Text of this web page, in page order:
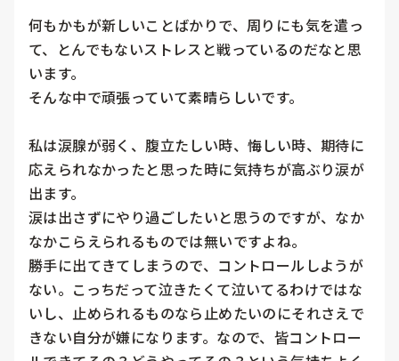
何もかもが新しいことばかりで、周りにも気を遣っ
て、とんでもないストレスと戦っているのだなと思
います。
そんな中で頑張っていて素晴らしいです。
私は涙腺が弱く、腹立たしい時、悔しい時、期待に
応えられなかったと思った時に気持ちが高ぶり涙が
出ます。
涙は出さずにやり過ごしたいと思うのですが、なか
なかこらえられるものでは無いですよね。
勝手に出てきてしまうので、コントロールしようが
ない。こっちだって泣きたくて泣いてるわけではな
いし、止められるものなら止めたいのにそれさえで
きない自分が嫌になります。なので、皆コントロー